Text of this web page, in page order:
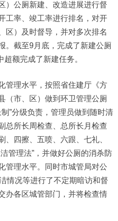
）公厕新建、改造进展进行督
工率、竣工率进行排名，对开
区）及时督导，并对多次排名
。截至9月底，完成了新建公厕
额完成了新建任务。
管理水平，按照省住建厅《方
（市、区）做到环卫管理公厕
”分级负责，管理员做到随时清
总所长周检查、总所长月检查
、四擦、五喷、六跟、七礼、
管理法”，并做好公厕的消杀防
管理水平。同时市城管局对公
情况等进行了不定期暗访和督
办各区城管部门，并将检查情